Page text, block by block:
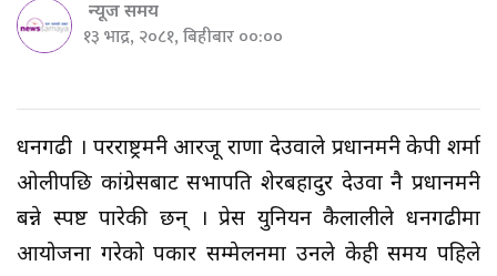
न्यूज समय
१३ भाद्र, २०८१, बिहीबार ००:००
धनगढी । परराष्ट्रमन्त्री आरजू राणा देउवाले प्रधानमन्त्री केपी शर्मा
ओलीपछि कांग्रेसबाट सभापति शेरबहादुर देउवा नै प्रधानमन्त्री
बन्ने स्पष्ट पारेकी छन् । प्रेस युनियन कैलालीले धनगढीमा
आयोजना गरेको पत्रकार सम्मेलनमा उनले केही समय पहिले